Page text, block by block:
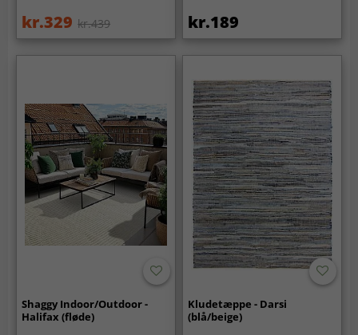
kr.329 kr.439 kr.189
Shaggy Indoor/Outdoor -
Halifax (fløde)
Kludetæppe - Darsi
(blå/beige)